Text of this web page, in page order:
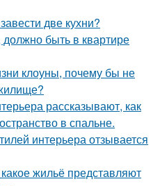
две кухни?
быть в квартире
клоуны, почему бы не
рассказывают, как
в спальне.
интерьера отзывается
жильё представляют